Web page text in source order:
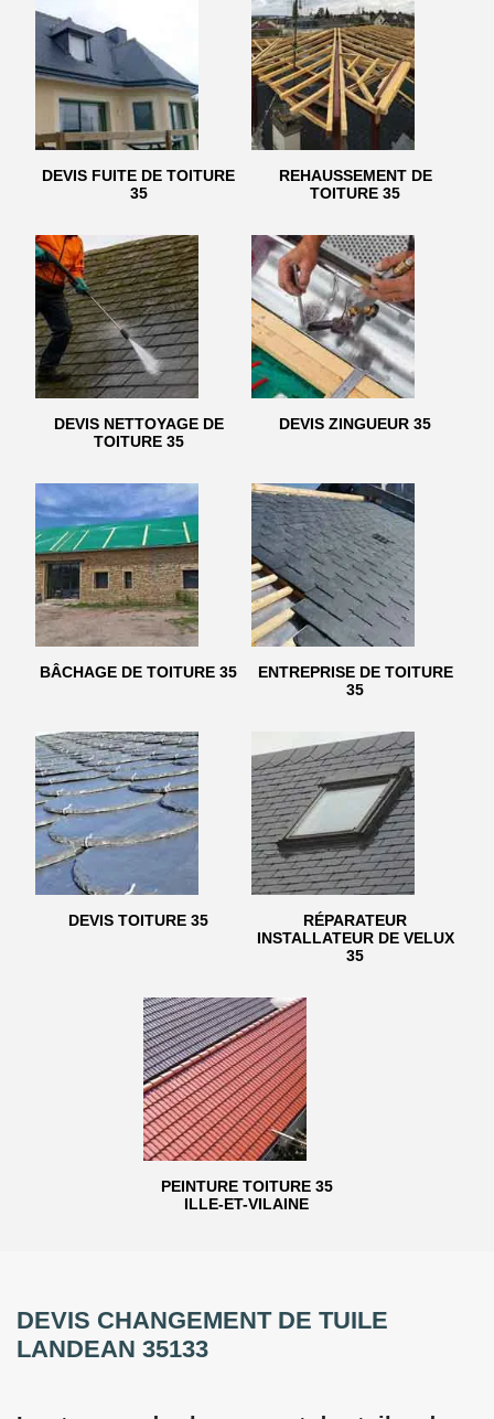
DEVIS FUITE DE TOITURE
35
REHAUSSEMENT DE
TOITURE 35
DEVIS NETTOYAGE DE
TOITURE 35
DEVIS ZINGUEUR 35
BÂCHAGE DE TOITURE 35
ENTREPRISE DE TOITURE
35
DEVIS TOITURE 35
RÉPARATEUR
INSTALLATEUR DE VELUX
35
PEINTURE TOITURE 35
ILLE-ET-VILAINE
DEVIS CHANGEMENT DE TUILE
LANDEAN 35133